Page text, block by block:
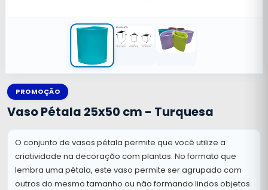
PROMOÇÃO
Vaso Pétala 25x50 cm - Turquesa
O conjunto de vasos pétala permite que você utilize a
criatividade na decoração com plantas. No formato que
lembra uma pétala, este vaso permite ser agrupado com
outros do mesmo tamanho ou não formando lindos objetos